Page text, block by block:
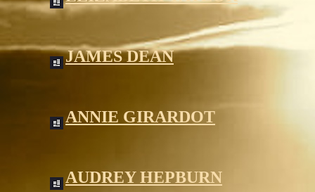
JAMES DEAN
ANNIE GIRARDOT
AUDREY HEPBURN